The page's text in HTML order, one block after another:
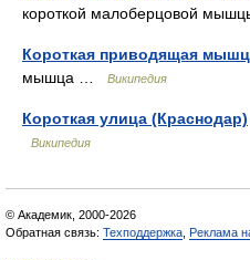
короткой малоберцовой
Короткая приводящая
мышца …
Википедия
Короткая улица (Краснодар)
Википедия
© Академик, 2000-2026
Обратная связь: Техподдержка Реклама